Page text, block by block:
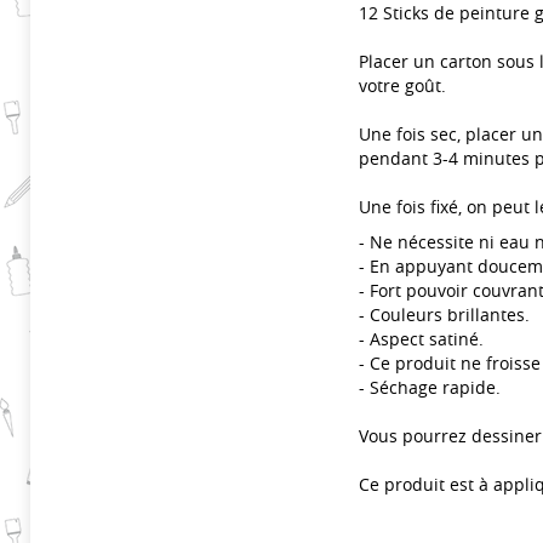
12 Sticks de peinture
Placer un carton
votre goût.
Une fois sec, placer
pendant 3-4 minutes
Une fois fixé, on peut
- Ne nécessite ni eau
- En appuyant
- Fort pouvoir
- Couleurs brillantes.
- Aspect satiné.
- Ce produit ne
- Séchage rapide.
Vous pourrez
Ce produit est à